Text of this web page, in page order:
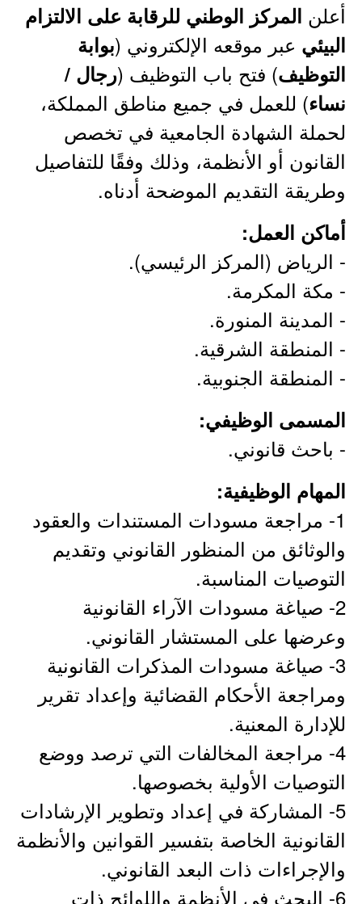
أعلن المركز الوطني للرقابة على الالتزام
البيئي عبر موقعه الإلكتروني (بوابة
التوظيف) فتح باب التوظيف (رجال /
نساء) للعمل في جميع مناطق المملكة،
لحملة الشهادة الجامعية في تخصص
القانون أو الأنظمة، وذلك وفقًا للتفاصيل
وطريقة التقديم الموضحة أدناه.
أماكن العمل:
- الرياض (المركز الرئيسي).
- مكة المكرمة.
- المدينة المنورة.
- المنطقة الشرقية.
- المنطقة الجنوبية.
المسمى الوظيفي:
- باحث قانوني.
المهام الوظيفية:
1- مراجعة مسودات المستندات والعقود
والوثائق من المنظور القانوني وتقديم
التوصيات المناسبة.
2- صياغة مسودات الآراء القانونية
وعرضها على المستشار القانوني.
3- صياغة مسودات المذكرات القانونية
ومراجعة الأحكام القضائية وإعداد تقرير
للإدارة المعنية.
4- مراجعة المخالفات التي ترصد ووضع
التوصيات الأولية بخصوصها.
5- المشاركة في إعداد وتطوير الإرشادات
القانونية الخاصة بتفسير القوانين والأنظمة
والإجراءات ذات البعد القانوني.
6- البحث في الأنظمة واللوائح ذات